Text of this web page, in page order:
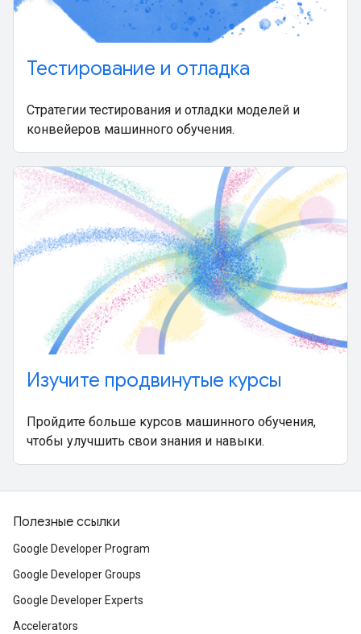
Тестирование и отладка
Стратегии тестирования и отладки моделей и
конвейеров машинного обучения.
Изучите продвинутые курсы
Пройдите больше курсов машинного обучения,
чтобы улучшить свои знания и навыки.
Полезные ссылки
Google Developer Program
Google Developer Groups
Google Developer Experts
Accelerators